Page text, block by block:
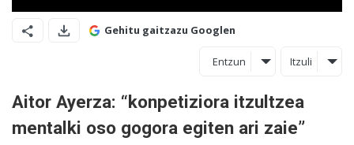
Gehitu gaitzazu Googlen
Entzun Itzuli
Aitor Ayerza: “konpetiziora itzultzea
mentalki oso gogora egiten ari zaie”